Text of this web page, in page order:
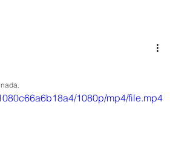
1080p/mp4/file.mp4